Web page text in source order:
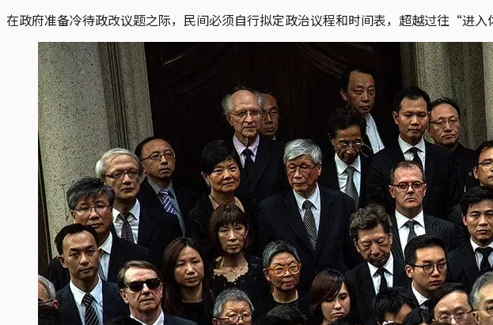
在政府准备冷待政改议题之际，民间必须自行拟定政治议程和时间表，超越过往“